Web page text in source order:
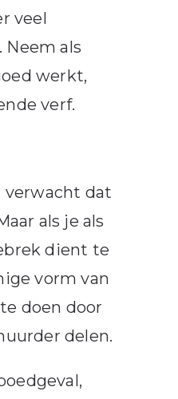
veel
als
werkt,
verf.
verwacht dat
als je als
dient te
vorm van
doen door
delen.